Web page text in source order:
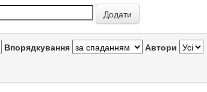
Впорядкування Автори